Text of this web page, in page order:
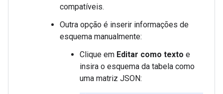
compatíveis.
Outra opção é inserir informações de
esquema manualmente:
Clique em Editar como texto e
insira o esquema da tabela como
uma matriz JSON: